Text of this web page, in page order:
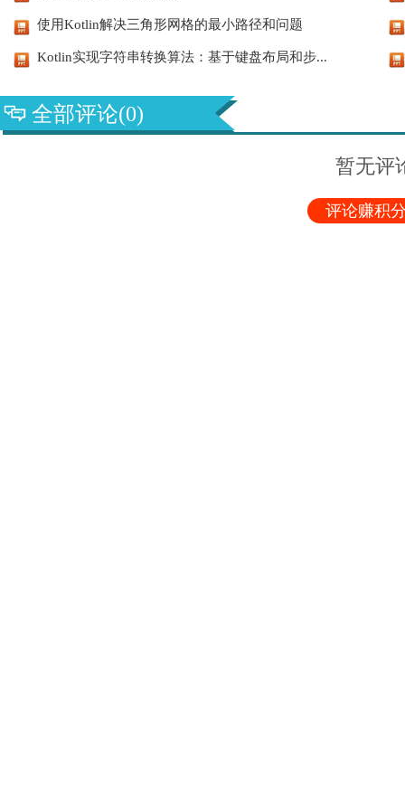
使用Kotlin解决三角形网格的最小路径和问题
Kotlin实现字符串转换算法：基于键盘布局和步...
全部评论(0)
暂无评
评论赚积